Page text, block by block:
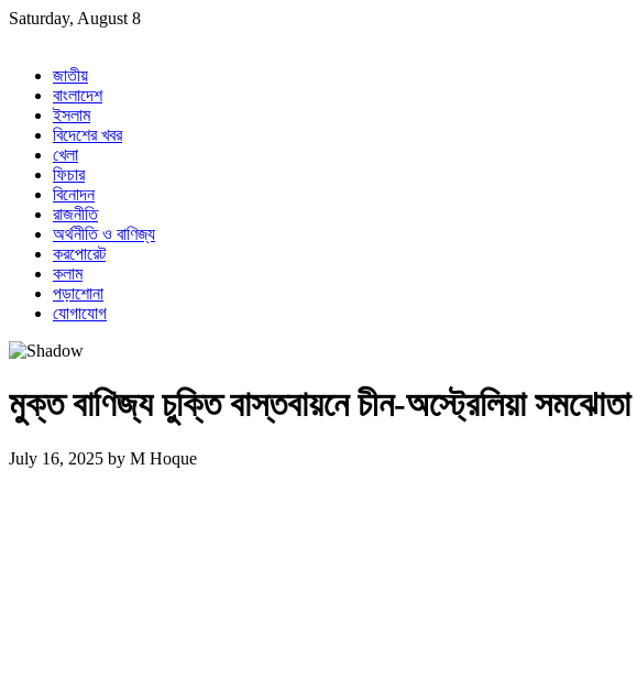
Skip
Saturday, August 8
জাতীয়
বাংলাদেশ
ইসলাম
বিদেশের খবর
খেলা
ফিচার
বিনোদন
রাজনীতি
অর্থনীতি ও বাণিজ্য
করপোরেট
কলাম
পড়াশোনা
যোগাযোগ
মুক্ত বাণিজ্য চুক্তি বাস্তবায়নে চীন-অস্ট্রেলিয়া সমঝোতা
July 16, 2025 by M Hoque